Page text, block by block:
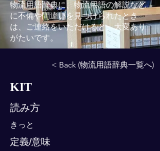
物流用語辞典に、物流用語の解説など
に不備や間違いを見つけられたとき
は、ご連絡をいただけると、大変あり
がたいです。
< Back (物流用語辞典一覧へ)
KIT
読み方
きっと
定義/意味